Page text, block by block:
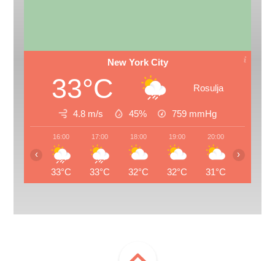
New York City
33°C Rosulja
4.8 m/s 45% 759 mmHg
16:00
33°C
17:00
33°C
18:00
32°C
19:00
32°C
20:00
31°C
‹ ›